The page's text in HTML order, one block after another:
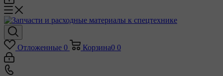
Отложенные 0 Корзина0 0